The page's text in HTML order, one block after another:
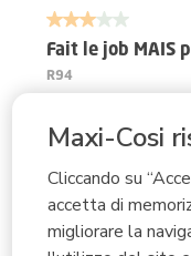
Maxi-Cosi
Cliccando su
accetta di
migliorare la
recensioni.
3 su 5 stelle.
Fait le job MAIS
R94
2 mesi fa
Plusieurs éléments
pouvoir ajuster la
dos car la hauteur